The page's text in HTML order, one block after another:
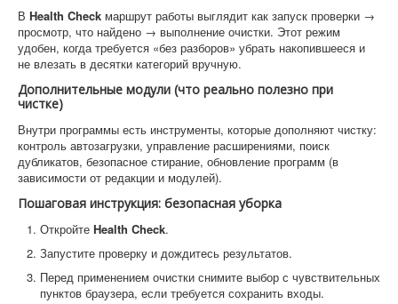
В Health Check маршрут работы выглядит как запуск проверки →
просмотр, что найдено → выполнение очистки. Этот режим
удобен, когда требуется «без разборов» убрать накопившееся и
не влезать в десятки категорий вручную.
Дополнительные модули (что реально полезно при
чистке)
Внутри программы есть инструменты, которые дополняют чистку:
контроль автозагрузки, управление расширениями, поиск
дубликатов, безопасное стирание, обновление программ (в
зависимости от редакции и модулей).
Пошаговая инструкция: безопасная уборка
Откройте Health Check.
Запустите проверку и дождитесь результатов.
Перед применением очистки снимите выбор с чувствительных
пунктов браузера, если требуется сохранить входы.